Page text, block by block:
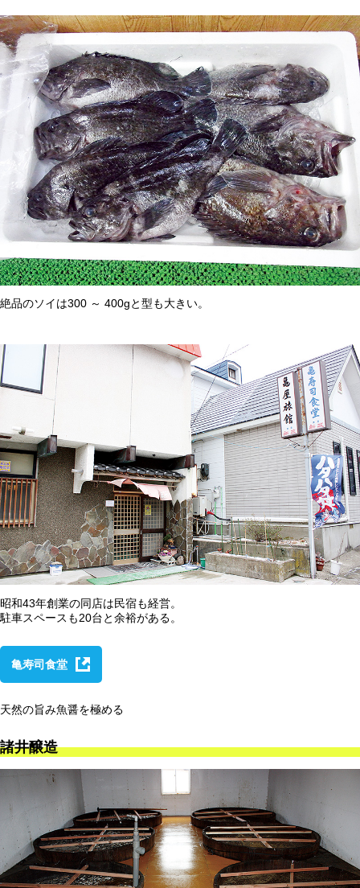
絶品のソイは300 ～ 400gと型も大きい。
昭和43年創業の同店は民宿も経営。
駐車スペースも20台と余裕がある。
亀寿司食堂
天然の旨み魚醤を極める
諸井醸造